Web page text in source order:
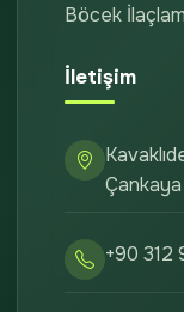
Böcek
İletişim
+90 312